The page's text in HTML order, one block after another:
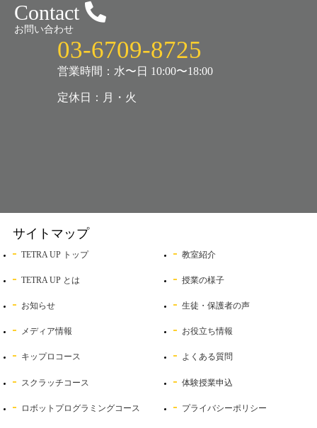
Contact
お問い合わせ
03-6709-8725
営業時間：水〜日 10:00〜18:00
定休日：月・火
サイトマップ
TETRA UP トップ
TETRA UP とは
お知らせ
メディア情報
キップロコース
スクラッチコース
ロボットプログラミングコース
教室紹介
授業の様子
生徒・保護者の声
お役立ち情報
よくある質問
体験授業申込
プライバシーポリシー